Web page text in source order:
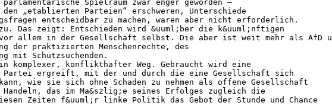
Spielraum zwar enger geworden –
„etablierten Parteien“ erschweren, Unterschiede
entscheidbar zu machen, waren aber nicht erforderlich.
Das zeigt: Entschieden wird &uuml;ber die k&uuml;nftigen
allem in der Gesellschaft selbst. Die aber ist weit mehr als AfD
der praktizierten Menschenrechte, des
mit Schutzsuchenden.
komplexer, konflikthafter Weg. Gebraucht wird eine
ergreift, mit der und durch die eine Gesellschaft sich
wie sie sich ohne Schaden zu nehmen als offene Gesellschaft
das im Ma&szlig;e seines Erfolges zugleich die
Zeiten f&uuml;r linke Politik das Gebot der Stunde und Chance